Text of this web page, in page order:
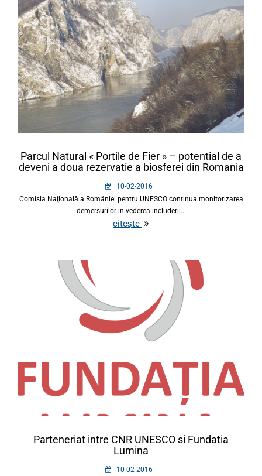
Parcul Natural « Portile de Fier » – potential de a
deveni a doua rezervatie a biosferei din Romania
10-02-2016
Comisia Naţională a României pentru UNESCO continua monitorizarea
demersurilor in vederea includerii...
citește
Parteneriat intre CNR UNESCO si Fundatia
Lumina
10-02-2016